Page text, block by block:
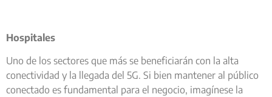
Hospitales
Uno de los sectores que más se beneficiarán con la alta
conectividad y la llegada del 5G. Si bien mantener al público
conectado es fundamental para el negocio, imagínese la